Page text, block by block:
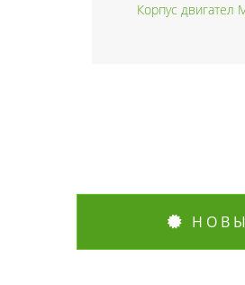
Корпус двигател